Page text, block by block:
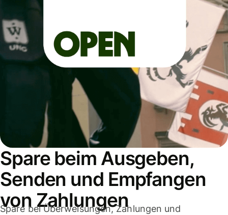
Spare beim Ausgeben,
Senden und Empfangen
von Zahlungen
Spare bei Überweisungen, Zahlungen und